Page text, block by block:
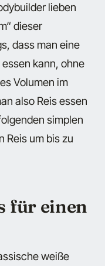
lieben
dieser
dass man eine
kann, ohne
Volumen im
also Reis essen
simplen
Reis um bis zu
für einen
weiße